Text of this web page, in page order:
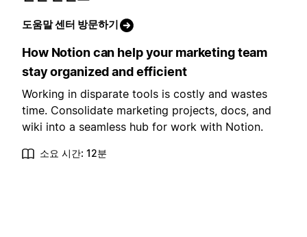
도움말 센터 방문하기
How Notion can help your marketing team
stay organized and efficient
Working in disparate tools is costly and wastes
time. Consolidate marketing projects, docs, and
wiki into a seamless hub for work with Notion.
소요 시간: 12분